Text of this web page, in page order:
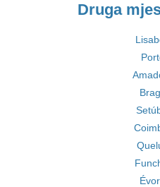
Druga